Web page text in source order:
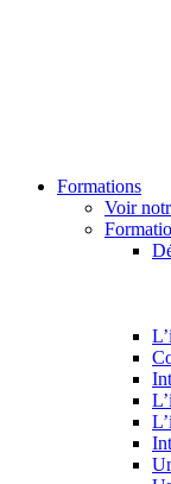
Formations
Voir